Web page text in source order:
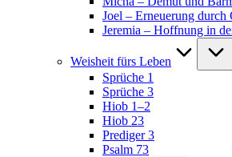
Joel – Erneuerung durch
Jeremia – Hoffnung in
Weisheit fürs Leben
Sprüche 1
Sprüche 3
Hiob 1–2
Hiob 23
Prediger 3
Psalm 73